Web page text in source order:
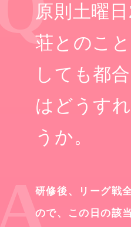
原則土曜
荘とのこ
しても都
はどうす
うか。
研修後、リーグ戦
ので、この日の該